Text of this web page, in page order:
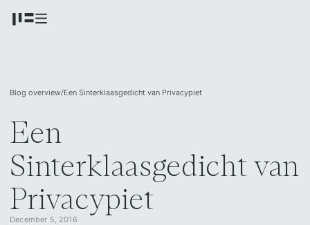
Een
Sinterklaasgedicht van
Privacypiet
December 5, 2016
Blog overview/Een Sinterklaasgedicht van Privacypiet